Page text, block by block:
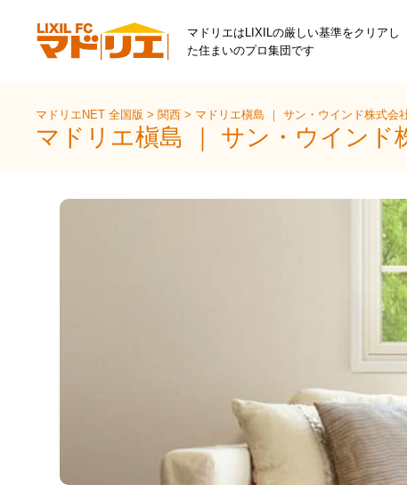
マドリエはLIXILの厳しい基準をクリアし
た住まいのプロ集団です
マドリエNET 全国版>関西> マドリエ槇島 ｜ サン・ウインド株式会
マドリエ槇島 ｜ サン・ウインド